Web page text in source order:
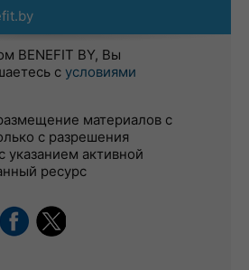
BENEFIT BY, Вы
с условиями
материалов с
с разрешения
указанием активной
ресурс